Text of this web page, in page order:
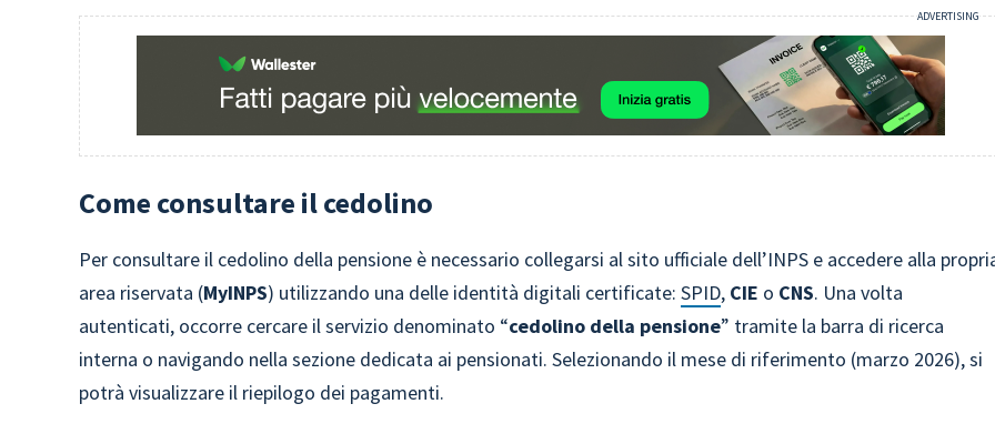
Come consultare il cedolino
Per consultare il cedolino della pensione è necessario collegarsi al sito ufficiale dell’INPS e accedere alla
area riservata (MyINPS) utilizzando una delle identità digitali certificate:SPID, CIE o CNS. Una volta
autenticati, occorre cercare il servizio denominato “cedolino della pensione” tramite la barra di ricerca
interna o navigando nella sezione dedicata ai pensionati. Selezionando il mese di riferimento (marzo 2026), si
potrà visualizzare il riepilogo dei pagamenti.